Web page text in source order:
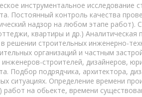
инструментальное исследование
Постоянный контроль качества
надзор на любом этапе работ).
квартиры и др.) Аналитическая
решении строительных инженерно-
организаций и частным
строителей, дизайнеров,
Подбор подрядчика, архитектора,
ситуациях. Определение времени
на обьекте, времени